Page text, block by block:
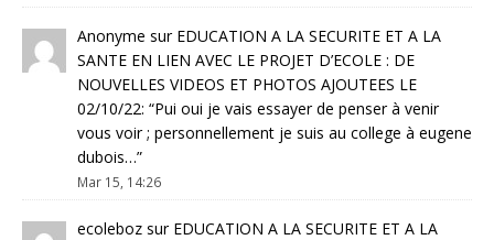
Anonyme sur EDUCATION A LA SECURITE ET A LA
SANTE EN LIEN AVEC LE PROJET D’ECOLE : DE
NOUVELLES VIDEOS ET PHOTOS AJOUTEES LE
02/10/22: “Pui oui je vais essayer de penser à venir
vous voir ; personnellement je suis au college à eugene
dubois…”
Mar 15, 14:26
ecoleboz sur EDUCATION A LA SECURITE ET A LA